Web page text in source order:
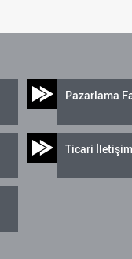
Pazarlama
Ticari